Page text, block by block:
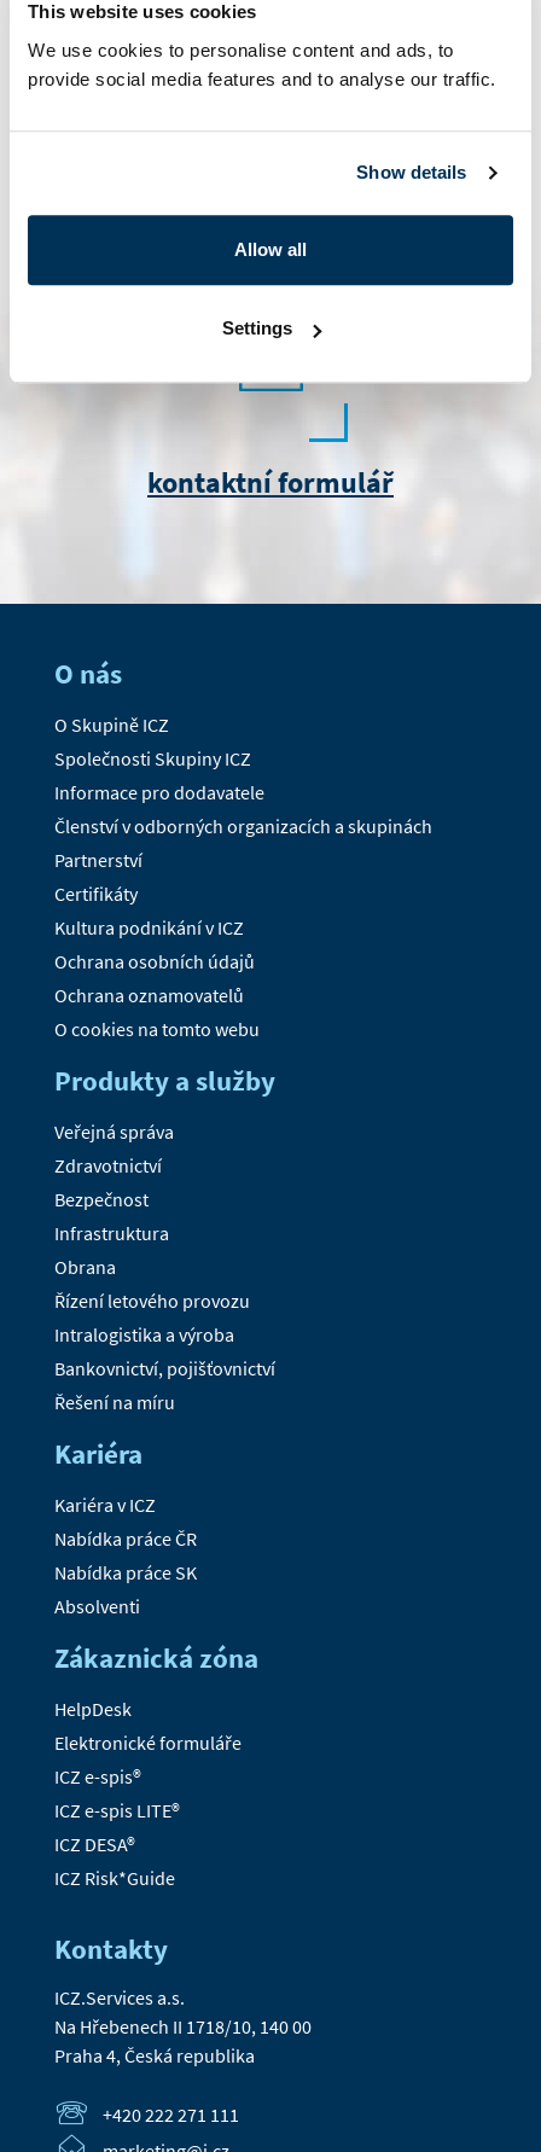
This website uses cookies
We use cookies to personalise content and ads, to
provide social media features and to analyse our traffic.
Show details
Allow all
Settings
marketing@i.cz
kontaktní formulář
O nás
O Skupině ICZ
Společnosti Skupiny ICZ
Informace pro dodavatele
Členství v odborných organizacích a skupinách
Partnerství
Certifikáty
Kultura podnikání v ICZ
Ochrana osobních údajů
Ochrana oznamovatelů
O cookies na tomto webu
Produkty a služby
Veřejná správa
Zdravotnictví
Bezpečnost
Infrastruktura
Obrana
Řízení letového provozu
Intralogistika a výroba
Bankovnictví, pojišťovnictví
Řešení na míru
Kariéra
Kariéra v ICZ
Nabídka práce ČR
Nabídka práce SK
Absolventi
Zákaznická zóna
HelpDesk
Elektronické formuláře
ICZ e-spis®
ICZ e-spis LITE®
ICZ DESA®
ICZ Risk*Guide
Kontakty
ICZ.Services a.s.
Na Hřebenech II 1718/10, 140 00
Praha 4, Česká republika
+420 222 271 111